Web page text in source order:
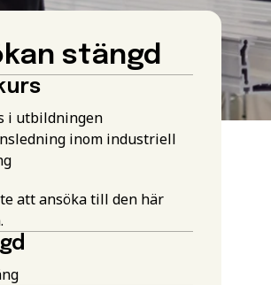
stängd
i utbildningen
inom industriell
att ansöka till den här